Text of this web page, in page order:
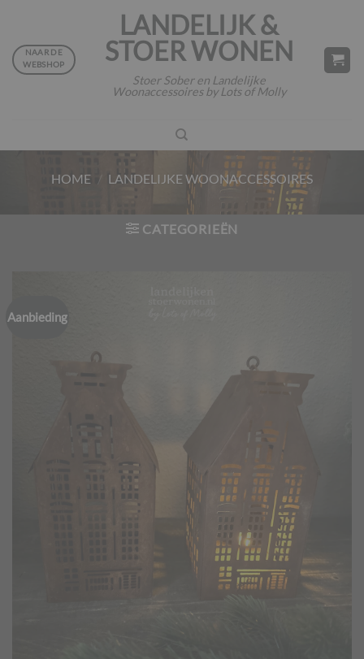
inhoud
LANDELIJK &
STOER WONEN
Stoer Sober en Landelijke
Woonaccessoires by Lots of Molly
NAAR DE
WEBSHOP
HOME LANDELIJKE WOONACCESSOIRES
CATEGORIEËN
Aanbieding